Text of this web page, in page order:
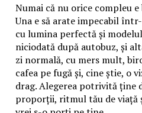
Numai că nu orice compleu
Una e să arate impecabil
cu lumina perfectă și
niciodată după autobuz, și
zi normală, cu mers mult,
cafea pe fugă și, cine știe, o
drag. Alegerea potrivită ține
proporții, ritmul tău de viață